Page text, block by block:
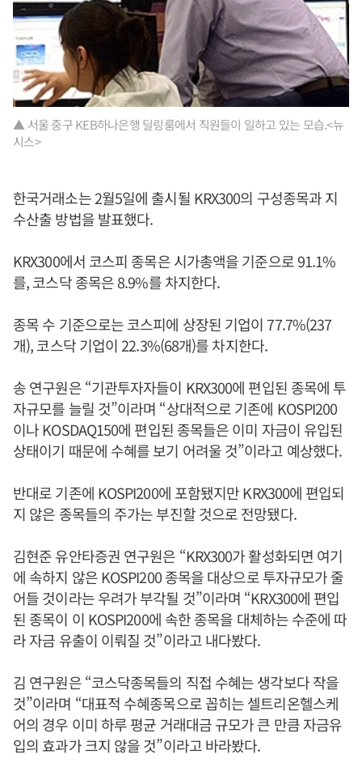
▲ 서울 중구 KEB하나은행 딜링룸에서 직원들이 일하고 있는 모습.<뉴
시스>
한국거래소는 2월5일에 출시될 KRX300의 구성종목과 지
수산출 방법을 발표했다.
KRX300에서 코스피 종목은 시가총액을 기준으로 91.1%
를, 코스닥 종목은 8.9%를 차지한다.
종목 수 기준으로는 코스피에 상장된 기업이 77.7%(237
개), 코스닥 기업이 22.3%(68개)를 차지한다.
송 연구원은 “기관투자자들이 KRX300에 편입된 종목에 투
자규모를 늘릴 것”이라며 “상대적으로 기존에 KOSPI200
이나 KOSDAQ150에 편입된 종목들은 이미 자금이 유입된
상태이기 때문에 수혜를 보기 어려울 것”이라고 예상했다.
반대로 기존에 KOSPI200에 포함됐지만 KRX300에 편입되
지 않은 종목들의 주가는 부진할 것으로 전망됐다.
김현준 유안타증권 연구원은 “KRX300가 활성화되면 여기
에 속하지 않은 KOSPI200 종목을 대상으로 투자규모가 줄
어들 것이라는 우려가 부각될 것”이라며 “KRX300에 편입
된 종목이 이 KOSPI200에 속한 종목을 대체하는 수준에 따
라 자금 유출이 이뤄질 것”이라고 내다봤다.
김 연구원은 “코스닥종목들의 직접 수혜는 생각보다 작을
것”이라며 “대표적 수혜종목으로 꼽히는 셀트리온헬스케
어의 경우 이미 하루 평균 거래대금 규모가 큰 만큼 자금유
입의 효과가 크지 않을 것”이라고 바라봤다.